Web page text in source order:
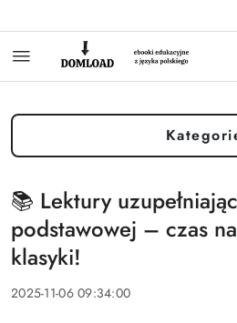
📚 Lektury
podstawowej – czas
klasyki!
2025-11-06 09:34:00